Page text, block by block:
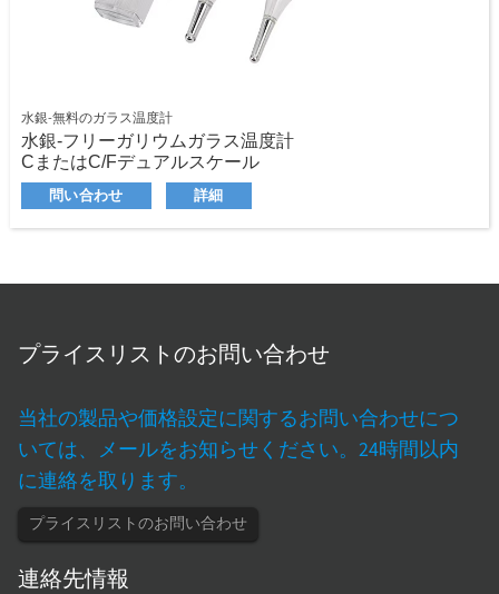
水銀-無料のガラス温度計
水銀-フリーガリウムガラス温度計
CまたはC/Fデュアルスケール
安全で正確です
耐久性と信頼性の高い品質
ストレージケースが利用可能です
問い合わせ 詳細
プライスリストのお問い合わせ
当社の製品や価格設定に関するお問い合わせにつ
いては、メールをお知らせください。24時間以内
に連絡を取ります。
プライスリストのお問い合わせ
連絡先情報